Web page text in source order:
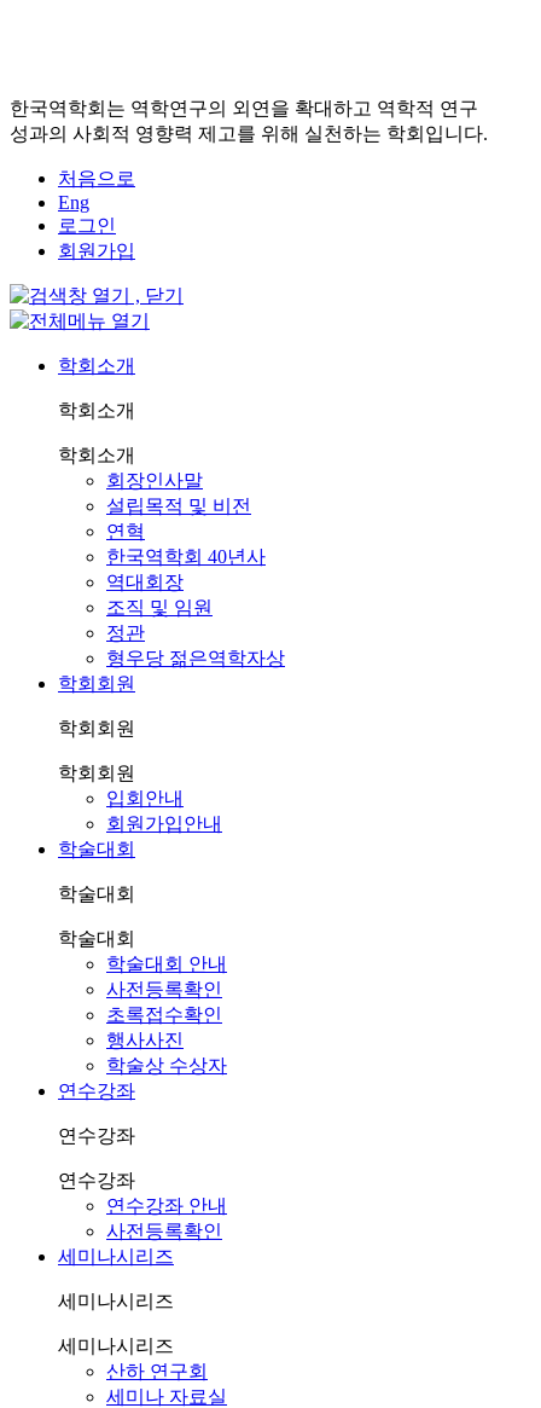
한국역학회는 역학연구의 외연을 확대하고 역학적 연구
성과의 사회적 영향력 제고를 위해 실천하는 학회입니다.
처음으로
Eng
로그인
회원가입
학회소개
학회소개
학회소개
회장인사말
설립목적 및 비전
연혁
한국역학회 40년사
역대회장
조직 및 임원
정관
형우당 젊은역학자상
학회회원
학회회원
학회회원
입회안내
회원가입안내
학술대회
학술대회
학술대회
학술대회 안내
사전등록확인
초록접수확인
행사사진
학술상 수상자
연수강좌
연수강좌
연수강좌
연수강좌 안내
사전등록확인
세미나시리즈
세미나시리즈
세미나시리즈
산하 연구회
세미나 자료실